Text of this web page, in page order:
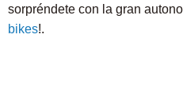
sorpréndete con la gran
bikes!.